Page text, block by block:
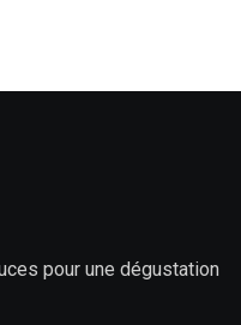
pour une dégustation